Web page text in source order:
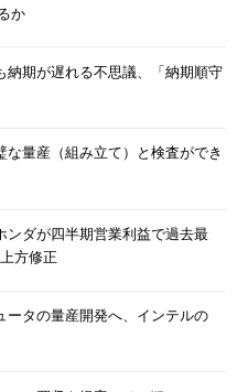
か
納期が遅れる不思議、「納期順守
な量産（組み立て）と検査ができ
ンダが四半期営業利益で過去最
方修正
ータの量産開発へ、インテルの